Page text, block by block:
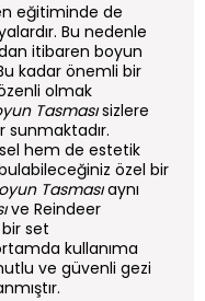
eğitiminde de
Bu nedenle
itibaren boyun
kadar önemli bir
olmak
Tasmasısizlere
hem de estetik
özel bir
Tasmasıaynı
ve Reindeer
set
kullanıma
ve güvenli gezi